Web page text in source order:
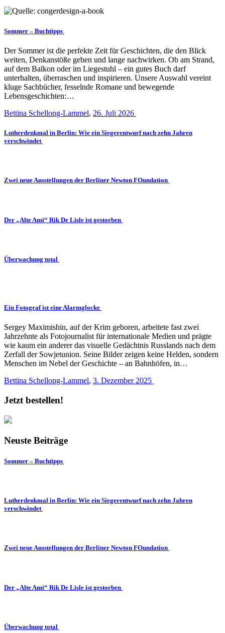
Sommer – Buchtipps
Der Sommer ist die perfekte Zeit für Geschichten, die den Blick
weiten, Denkanstöße geben und lange nachwirken. Ob am Strand,
auf dem Balkon oder im Liegestuhl – ein gutes Buch darf
unterhalten, überraschen und inspirieren. Unsere Auswahl vereint
kluge Sachbücher, fesselnde Romane und bewegende
Lebensgeschichten:…
Bettina Schellong-Lammel, 26. Juli 2026
Lutherdenkmal in Berlin: Wie ein Siegerentwurf nach zehn Jahren
verschwindet
Zwei neue Ausstellungen der Berliner Newton FOundation
Der „Alte Ami“ Rik De Lisle ist gestorben
Überwachung total
Ein Fotograf ist eine Alarmglocke
Sergey Maximishin, auf der Krim geboren, arbeitete fast zwei
Jahrzehnte als Fotojournalist für internationale Medien und prägte
wie kaum ein anderer das visuelle Gedächtnis Russlands nach dem
Zerfall der Sowjetunion. Seine Bilder zeigen keine Helden, sondern
Menschen im Nebel der Geschichte – an Bahnhöfen, in…
Bettina Schellong-Lammel, 3. Dezember 2025
Jetzt bestellen!
Neuste Beiträge
Sommer – Buchtipps
Lutherdenkmal in Berlin: Wie ein Siegerentwurf nach zehn Jahren
verschwindet
Zwei neue Ausstellungen der Berliner Newton FOundation
Der „Alte Ami“ Rik De Lisle ist gestorben
Überwachung total